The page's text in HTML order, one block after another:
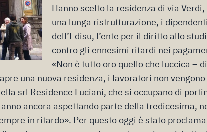
Hanno scelto la residenza di via
una lunga ristrutturazione, i
dell’Edisu, l’ente per il diritto allo
contro gli ennesimi ritardi nei
«Non è tutto oro quello che luccica –
una nuova residenza, i lavoratori non
srl Residence Luciani, che si occupano di
ancora aspettando parte della tredicesima,
in ritardo». Per questo oggi è stato